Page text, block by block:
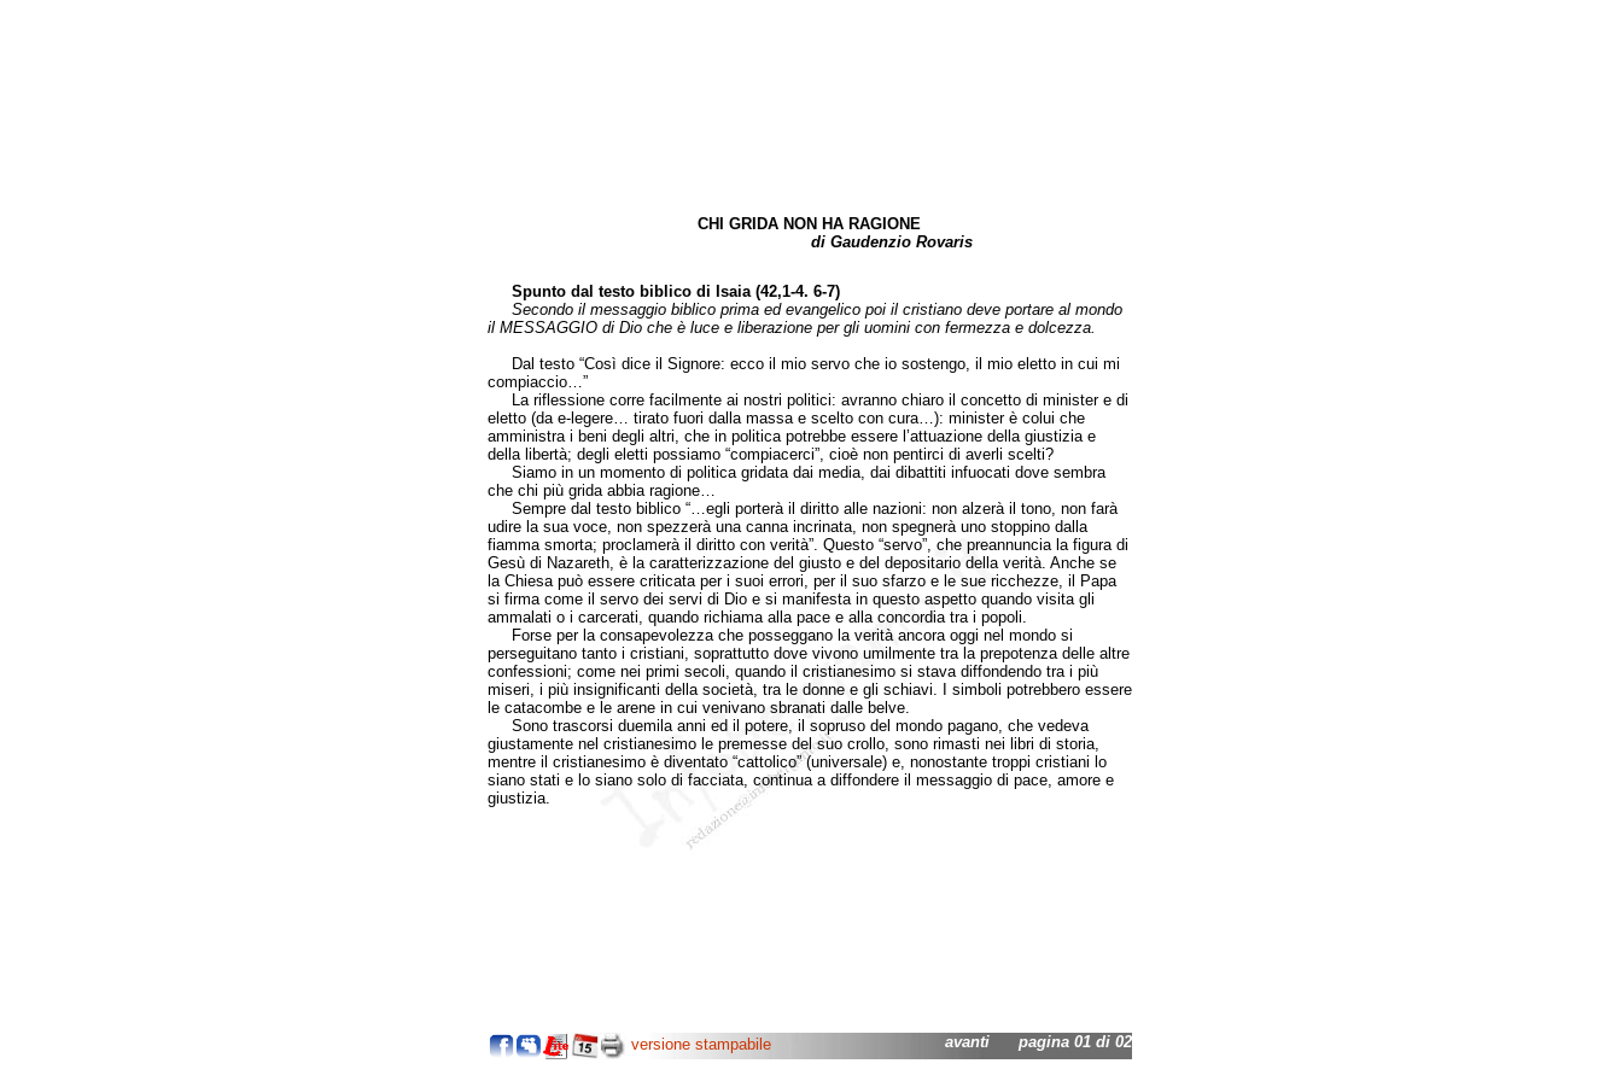
CHI GRIDA NON HA RAGIONE
di Gaudenzio Rovaris
Spunto dal testo biblico di Isaia (42,1-4. 6-7)
Secondo il messaggio biblico prima ed evangelico poi il cristiano deve portare al mondo
il MESSAGGIO di Dio che è luce e liberazione per gli uomini con fermezza e dolcezza.
Dal testo “Così dice il Signore: ecco il mio servo che io sostengo, il mio eletto in cui mi
compiaccio…”
La riflessione corre facilmente ai nostri politici: avranno chiaro il concetto di minister e di
eletto (da e-legere… tirato fuori dalla massa e scelto con cura…): minister è colui che
amministra i beni degli altri, che in politica potrebbe essere l’attuazione della giustizia e
della libertà; degli eletti possiamo “compiacerci”, cioè non pentirci di averli scelti?
Siamo in un momento di politica gridata dai media, dai dibattiti infuocati dove sembra
che chi più grida abbia ragione…
Sempre dal testo biblico “…egli porterà il diritto alle nazioni: non alzerà il tono, non farà
udire la sua voce, non spezzerà una canna incrinata, non spegnerà uno stoppino dalla
fiamma smorta; proclamerà il diritto con verità”. Questo “servo”, che preannuncia la figura di
Gesù di Nazareth, è la caratterizzazione del giusto e del depositario della verità. Anche se
la Chiesa può essere criticata per i suoi errori, per il suo sfarzo e le sue ricchezze, il Papa
si firma come il servo dei servi di Dio e si manifesta in questo aspetto quando visita gli
ammalati o i carcerati, quando richiama alla pace e alla concordia tra i popoli.
Forse per la consapevolezza che posseggano la verità ancora oggi nel mondo si
perseguitano tanto i cristiani, soprattutto dove vivono umilmente tra la prepotenza delle altre
confessioni; come nei primi secoli, quando il cristianesimo si stava diffondendo tra i più
miseri, i più insignificanti della società, tra le donne e gli schiavi. I simboli potrebbero essere
le catacombe e le arene in cui venivano sbranati dalle belve.
Sono trascorsi duemila anni ed il potere, il sopruso del mondo pagano, che vedeva
giustamente nel cristianesimo le premesse del suo crollo, sono rimasti nei libri di storia,
mentre il cristianesimo è diventato “cattolico” (universale) e, nonostante troppi cristiani lo
siano stati e lo siano solo di facciata, continua a diffondere il messaggio di pace, amore e
giustizia.
versione stampabile avantipagina 01 di 02